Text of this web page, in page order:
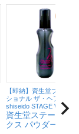
【即納】資生堂プロフェ
ショナル ザ・ヘアケア
shiseido STAGE WORKS
資生堂ステージワ
クス パウダーシェ